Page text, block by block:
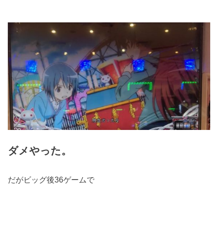
ダメやった。
だがビッグ後36ゲームで